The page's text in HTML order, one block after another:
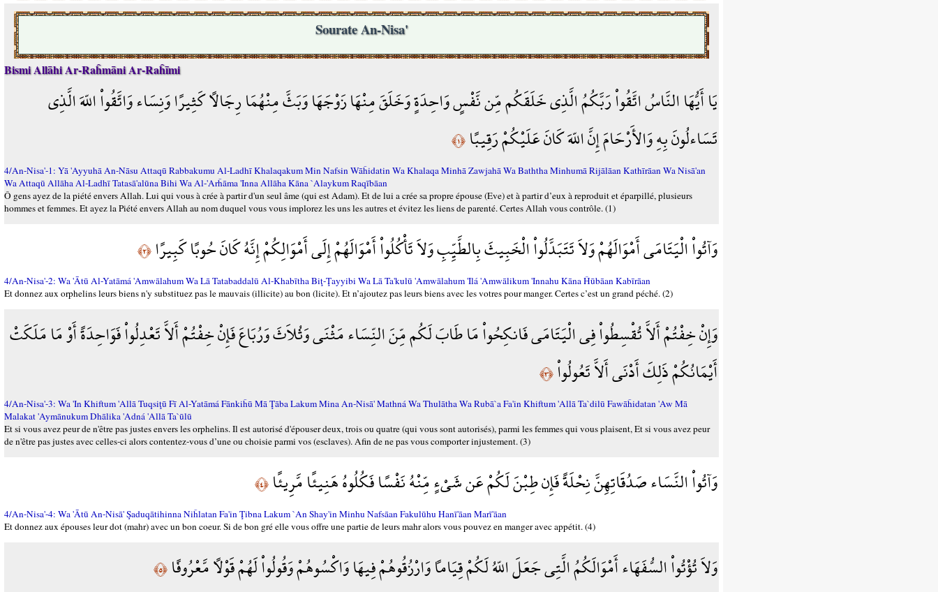
Sourate An-Nisa'
Bismi Allāhi Ar-Raĥmāni Ar-Raĥīmi
يَا أَيُّهَا النَّاسُ اتَّقُواْ رَبَّكُمُ الَّذِي خَلَقَكُم مِّن نَّفْسٍ وَاحِدَةٍ وَخَلَقَ مِنْهَا زَوْجَهَا وَبَثَّ مِنْهُمَا رِجَالاً كَثِيرًا وَنِسَاء وَاتَّقُواْ اللّهَ الَّذِي
تَسَاءلُونَ بِهِ وَالأَرْحَامَ إِنَّ اللّهَ كَانَ عَلَيْكُمْ رَقِيبًا﴿١﴾
4/An-Nisa'-1: Yā 'Ayyuhā An-Nāsu Attaqū Rabbakumu Al-Ladhī Khalaqakum Min Nafsin Wāĥidatin Wa Khalaqa Minhā Zawjahā Wa Baththa Minhumā Rijālāan Kathīrāan Wa Nisā'an
Wa Attaqū Allāha Al-Ladhī Tatasā'alūna Bihi Wa Al-'Arĥāma 'Inna Allāha Kāna `Alaykum Raqībāan
Ô gens ayez de la piété envers Allah. Lui qui vous à crée à partir d'un seul âme (qui est Adam). Et de lui a crée sa propre épouse (Eve) et à partir d’eux à reproduit et éparpillé, plusieurs
hommes et femmes. Et ayez la Piété envers Allah au nom duquel vous vous implorez les uns les autres et évitez les liens de parenté. Certes Allah vous contrôle. (1)
وَآتُواْ الْيَتَامَى أَمْوَالَهُمْ وَلاَ تَتَبَدَّلُواْ الْخَبِيثَ بِالطَّيِّبِ وَلاَ تَأْكُلُواْ أَمْوَالَهُمْ إِلَى أَمْوَالِكُمْ إِنَّهُ كَانَ حُوبًا كَبِيرًا﴿٢﴾
4/An-Nisa'-2: Wa 'Ātū Al-Yatāmá 'Amwālahum Wa Lā Tatabaddalū Al-Khabītha Biţ-Ţayyibi Wa Lā Ta'kulū 'Amwālahum 'Ilá 'Amwālikum 'Innahu Kāna Ĥūbāan Kabīrāan
Et donnez aux orphelins leurs biens n'y substituez pas le mauvais (illicite) au bon (licite). Et n’ajoutez pas leurs biens avec les votres pour manger. Certes c’est un grand péché. (2)
وَإِنْ خِفْتُمْ أَلاَّ تُقْسِطُواْ فِي الْيَتَامَى فَانكِحُواْ مَا طَابَ لَكُم مِّنَ النِّسَاء مَثْنَى وَثُلاَثَ وَرُبَاعَ فَإِنْ خِفْتُمْ أَلاَّ تَعْدِلُواْ فَوَاحِدَةً أَوْ مَا مَلَكَتْ
أَيْمَانُكُمْ ذَلِكَ أَدْنَى أَلاَّ تَعُولُواْ﴿٣﴾
4/An-Nisa'-3: Wa 'In Khiftum 'Allā Tuqsiţū Fī Al-Yatāmá Fānkiĥū Mā Ţāba Lakum Mina An-Nisā' Mathná Wa Thulātha Wa Rubā`a Fa'in Khiftum 'Allā Ta`dilū Fawāĥidatan 'Aw Mā
Malakat 'Aymānukum Dhālika 'Adná 'Allā Ta`ūlū
Et si vous avez peur de n'être pas justes envers les orphelins. Il est autorisé d'épouser deux, trois ou quatre (qui vous sont autorisés), parmi les femmes qui vous plaisent, Et si vous avez peur
de n'être pas justes avec celles-ci alors contentez-vous d’une ou choisie parmi vos (esclaves). Afin de ne pas vous comporter injustement. (3)
وَآتُواْ النَّسَاء صَدُقَاتِهِنَّ نِحْلَةً فَإِن طِبْنَ لَكُمْ عَن شَيْءٍ مِّنْهُ نَفْسًا فَكُلُوهُ هَنِيئًا مَّرِيئًا﴿٤﴾
4/An-Nisa'-4: Wa 'Ātū An-Nisā' Şaduqātihinna Niĥlatan Fa'in Ţibna Lakum `An Shay'in Minhu Nafsāan Fakulūhu Hanī'āan Marī'āan
Et donnez aux épouses leur dot (mahr) avec un bon coeur. Si de bon gré elle vous offre une partie de leurs mahr alors vous pouvez en manger avec appétit. (4)
وَلاَ تُؤْتُواْ السُّفَهَاء أَمْوَالَكُمُ الَّتِي جَعَلَ اللّهُ لَكُمْ قِيَاماً وَارْزُقُوهُمْ فِيهَا وَاكْسُوهُمْ وَقُولُواْ لَهُمْ قَوْلاً مَّعْرُوفًا﴿٥﴾